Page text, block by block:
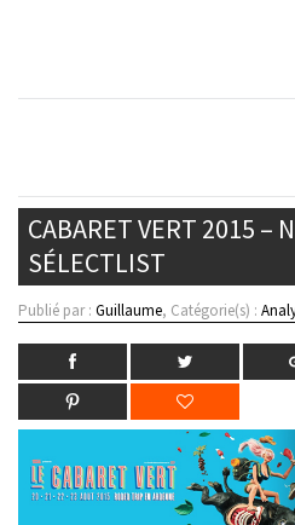
CABARET VERT 2015 –
SÉLECTLIST
Publié par : Guillaume, Catégorie(s) :